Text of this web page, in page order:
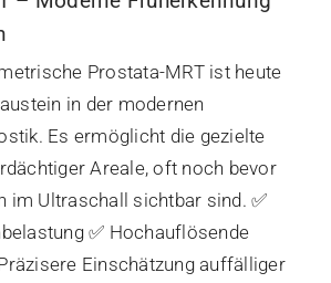
Prostata-MRT ist heute
in der modernen
Es ermöglicht die gezielte
Areale, oft noch bevor
im Ultraschall sichtbar sind. ✅
✅ Hochauflösende
Einschätzung auffälliger